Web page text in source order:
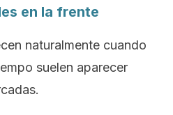
en la frente
naturalmente cuando
suelen aparecer